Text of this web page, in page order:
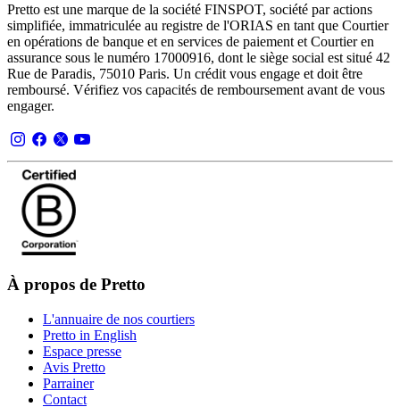
Pretto est une marque de la société FINSPOT, société par actions
simplifiée, immatriculée au registre de l'ORIAS en tant que Courtier
en opérations de banque et en services de paiement et Courtier en
assurance sous le numéro 17000916, dont le siège social est situé 42
Rue de Paradis, 75010 Paris. Un crédit vous engage et doit être
remboursé. Vérifiez vos capacités de remboursement avant de vous
engager.
À propos de Pretto
L'annuaire de nos courtiers
Pretto in English
Espace presse
Avis Pretto
Parrainer
Contact